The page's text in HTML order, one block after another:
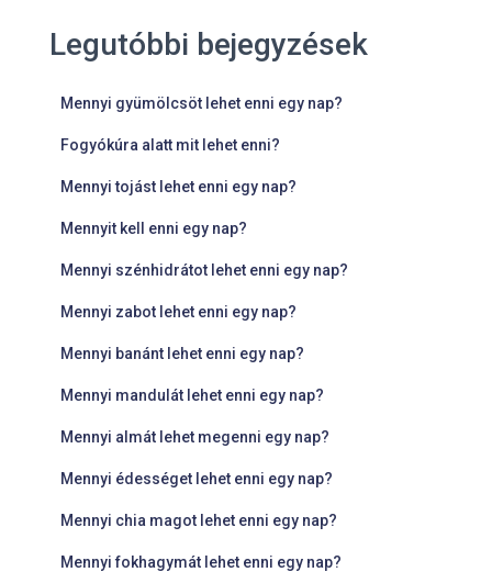
Legutóbbi bejegyzések
Mennyi gyümölcsöt lehet enni egy nap?
Fogyókúra alatt mit lehet enni?
Mennyi tojást lehet enni egy nap?
Mennyit kell enni egy nap?
Mennyi szénhidrátot lehet enni egy nap?
Mennyi zabot lehet enni egy nap?
Mennyi banánt lehet enni egy nap?
Mennyi mandulát lehet enni egy nap?
Mennyi almát lehet megenni egy nap?
Mennyi édességet lehet enni egy nap?
Mennyi chia magot lehet enni egy nap?
Mennyi fokhagymát lehet enni egy nap?